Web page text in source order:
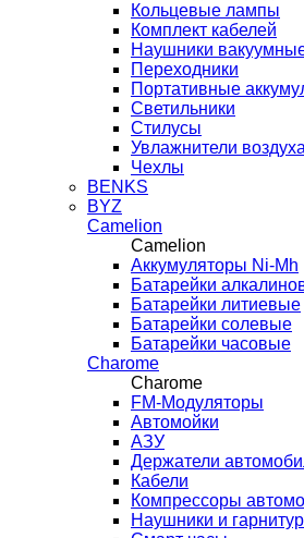
Кольцевые лампы
Комплект кабелей
Наушники
Переходники
Портативные
Светильники
Стилусы
Увлажнители воздуха
Чехлы
BENKS
BYZ
Camelion
Camelion
Аккумуляторы Ni-Mh
Батарейки
Батарейки литиевые
Батарейки солевые
Батарейки часовые
Charome
Charome
FM-Модуляторы
Автомойки
АЗУ
Держатели
Кабели
Компрессоры
Наушники и